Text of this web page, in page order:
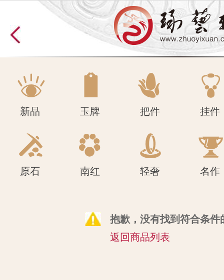
原石 南红 轻奢 名作
新品 玉牌 把件 挂件
原石 南红 轻奢 名作
抱歉，没有找到符合条件
返回商品列表